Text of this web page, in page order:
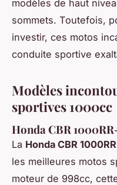
modèles de haut
sommets. Toutefois,
investir, ces motos
conduite sportive
Modèles
sportives 1000cc
Honda CBR
La Honda CBR
les meilleures motos
moteur de 998cc,